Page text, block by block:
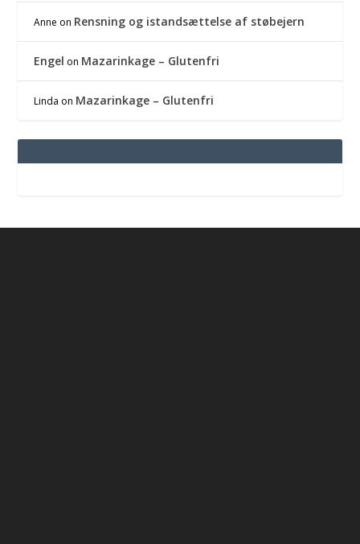
Anne on Rensning og istandsættelse af støbejern
Engel on Mazarinkage – Glutenfri
Linda on Mazarinkage – Glutenfri